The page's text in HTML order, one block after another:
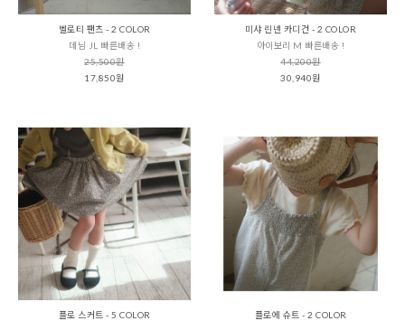
벨로티 팬츠 - 2 COLOR
데님 JL 빠른배송 !
25,500원
17,850원
미샤 린넨 카디건 - 2 COLOR
아이보리 M 빠른배송 !
44,200원
30,940원
플로 스커트 - 5 COLOR
플로에 슈트 - 2 COLOR